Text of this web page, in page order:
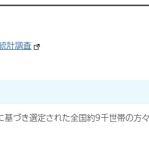
計調査
基づき選定された全国約9千世帯の方